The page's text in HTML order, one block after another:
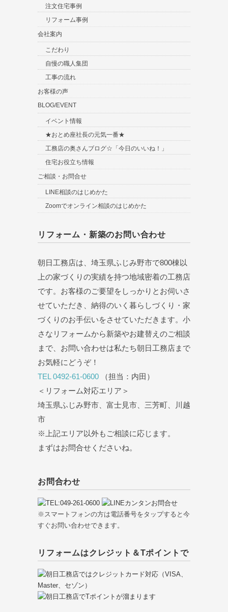
注文住宅事例
リフォーム事例
会社案内
こだわり
自慢の職人集団
工事の流れ
お客様の声
BLOG/EVENT
イベント情報
★おとめ座社長の元気一番★
工務店の奥さんブログ☆「今日のいいね！」
住宅お役立ち情報
ご相談・お問合せ
LINE相談のはじめかた
Zoomでオンライン相談のはじめかた
リフォーム・新築のお問い合わせ
朝日工務店は、埼玉県ふじみ野市で800棟以
上の家づくりの実績を持つ地域密着の工務店
です。お客様のご要望をしっかりとお伺いさ
せていただき、納得のいく暮らしづくり・家
づくりのお手伝いをさせていただきます。小
さなリフォームから新築やお建替えのご相談
まで、お問い合わせは私たち朝日工務店まで
お気軽にどうぞ！
TEL 0492-61-0600 （担当：内田）
＜リフォーム対応エリア＞
埼玉県ふじみ野市、富士見市、三芳町、川越
市
※上記エリア以外もご相談に応じます。
まずはお問合せくださいね。
お問合わせ
※スマートフォンの方は電話番号をタップすると今
すぐお問い合わせできます。
リフォームはクレジット＆Tポイントで